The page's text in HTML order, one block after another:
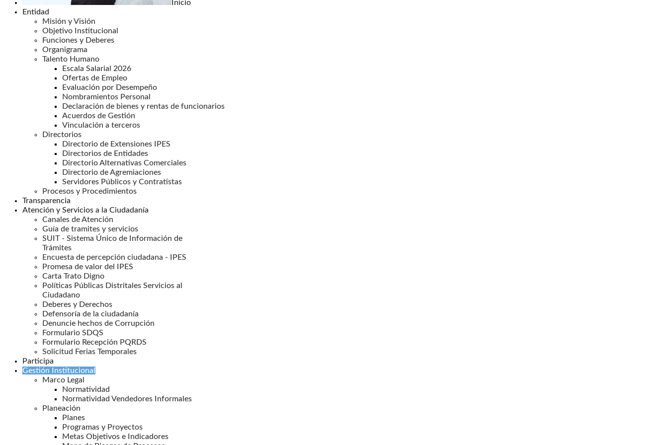
Inicio
Entidad
Misión y Visión
Objetivo Institucional
Funciones y Deberes
Organigrama
Talento Humano
Escala Salarial 2026
Ofertas de Empleo
Evaluación por Desempeño
Nombramientos Personal
Declaración de bienes y rentas de funcionarios
Acuerdos de Gestión
Vinculación a terceros
Directorios
Directorio de Extensiones IPES
Directorios de Entidades
Directorio Alternativas Comerciales
Directorio de Agremiaciones
Servidores Públicos y Contratistas
Procesos y Procedimientos
Transparencia
Atención y Servicios a la Ciudadanía
Canales de Atención
Guía de tramites y servicios
SUIT - Sistema Único de Información de
Trámites
Encuesta de percepción ciudadana - IPES
Promesa de valor del IPES
Carta Trato Digno
Políticas Públicas Distritales Servicios al
Ciudadano
Deberes y Derechos
Defensoría de la ciudadanía
Denuncie hechos de Corrupción
Formulario SDQS
Formulario Recepción PQRDS
Solicitud Ferias Temporales
Participa
Gestión Institucional
Marco Legal
Normatividad
Normatividad Vendedores Informales
Planeación
Planes
Programas y Proyectos
Metas Objetivos e Indicadores